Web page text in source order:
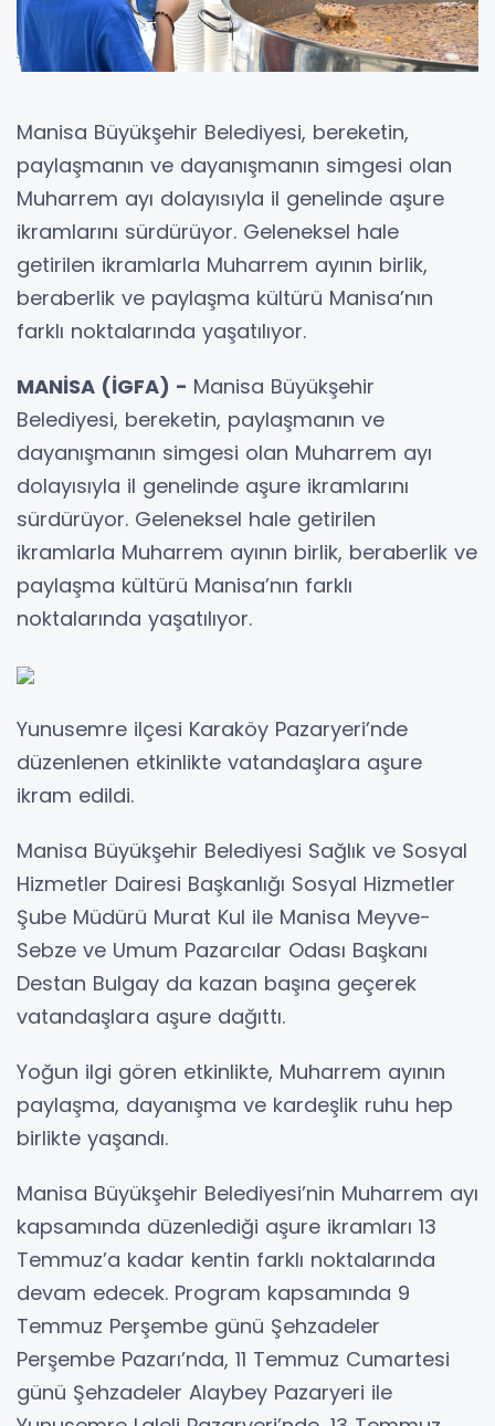
Manisa Büyükşehir Belediyesi, bereketin,
paylaşmanın ve dayanışmanın simgesi olan
Muharrem ayı dolayısıyla il genelinde aşure
ikramlarını sürdürüyor. Geleneksel hale
getirilen ikramlarla Muharrem ayının birlik,
beraberlik ve paylaşma kültürü Manisa’nın
farklı noktalarında yaşatılıyor.
MANİSA (İGFA) - Manisa Büyükşehir
Belediyesi, bereketin, paylaşmanın ve
dayanışmanın simgesi olan Muharrem ayı
dolayısıyla il genelinde aşure ikramlarını
sürdürüyor. Geleneksel hale getirilen
ikramlarla Muharrem ayının birlik, beraberlik ve
paylaşma kültürü Manisa’nın farklı
noktalarında yaşatılıyor.
Yunusemre ilçesi Karaköy Pazaryeri’nde
düzenlenen etkinlikte vatandaşlara aşure
ikram edildi.
Manisa Büyükşehir Belediyesi Sağlık ve Sosyal
Hizmetler Dairesi Başkanlığı Sosyal Hizmetler
Şube Müdürü Murat Kul ile Manisa Meyve-
Sebze ve Umum Pazarcılar Odası Başkanı
Destan Bulgay da kazan başına geçerek
vatandaşlara aşure dağıttı.
Yoğun ilgi gören etkinlikte, Muharrem ayının
paylaşma, dayanışma ve kardeşlik ruhu hep
birlikte yaşandı.
Manisa Büyükşehir Belediyesi’nin Muharrem ayı
kapsamında düzenlediği aşure ikramları 13
Temmuz’a kadar kentin farklı noktalarında
devam edecek. Program kapsamında 9
Temmuz Perşembe günü Şehzadeler
Perşembe Pazarı’nda, 11 Temmuz Cumartesi
günü Şehzadeler Alaybey Pazaryeri ile